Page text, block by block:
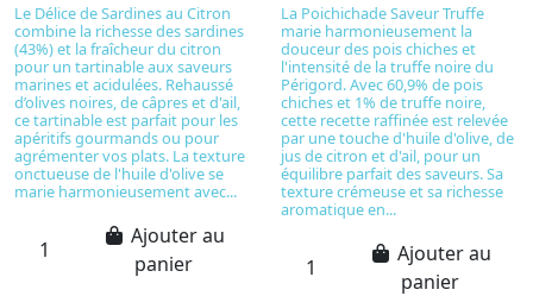
Le Délice de Sardines au Citron
combine la richesse des sardines
(43%) et la fraîcheur du citron
pour un tartinable aux saveurs
marines et acidulées. Rehaussé
d’olives noires, de câpres et d'ail,
ce tartinable est parfait pour les
apéritifs gourmands ou pour
agrémenter vos plats. La texture
onctueuse de l'huile d'olive se
marie harmonieusement avec...
Ajouter au
panier
La Poichichade Saveur Truffe
marie harmonieusement la
douceur des pois chiches et
l'intensité de la truffe noire du
Périgord. Avec 60,9% de pois
chiches et 1% de truffe noire,
cette recette raffinée est relevée
par une touche d'huile d'olive, de
jus de citron et d'ail, pour un
équilibre parfait des saveurs. Sa
texture crémeuse et sa richesse
aromatique en...
Ajouter au
panier